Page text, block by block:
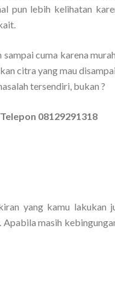
pun lebih kelihatan
cuma karena
citra yang mau
tersendiri, bukan ?
08129291318
yang kamu lakukan
masih